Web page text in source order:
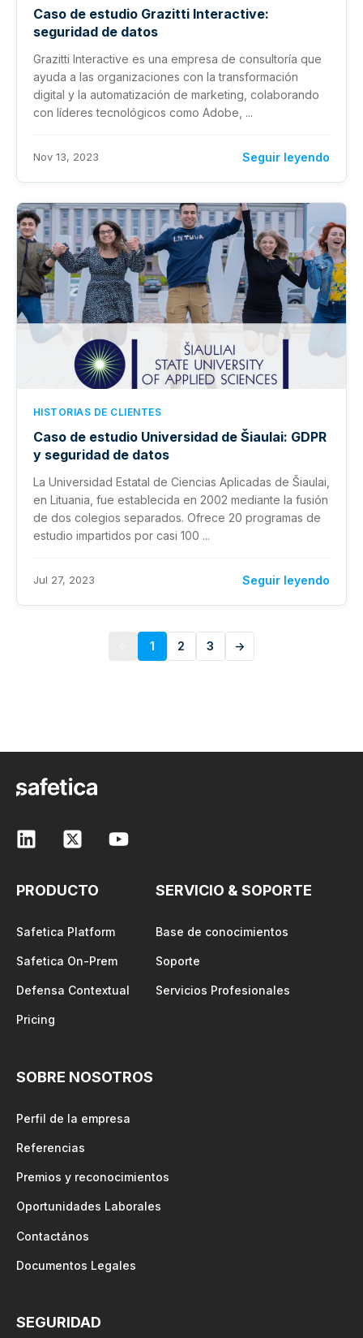
Caso de estudio Grazitti Interactive:
seguridad de datos
Grazitti Interactive es una empresa de consultoría que
ayuda a las organizaciones con la transformación
digital y la automatización de marketing, colaborando
con líderes tecnológicos como Adobe, ...
Nov 13, 2023 Seguir leyendo
HISTORIAS DE CLIENTES
Caso de estudio Universidad de Šiaulai: GDPR
y seguridad de datos
La Universidad Estatal de Ciencias Aplicadas de Šiaulai,
en Lituania, fue establecida en 2002 mediante la fusión
de dos colegios separados. Ofrece 20 programas de
estudio impartidos por casi 100 ...
Jul 27, 2023 Seguir leyendo
1 2 3 →
PRODUCTO
Safetica Platform
Safetica On-Prem
Defensa Contextual
Pricing
SERVICIO & SOPORTE
Base de conocimientos
Soporte
Servicios Profesionales
SOBRE NOSOTROS
Perfil de la empresa
Referencias
Premios y reconocimientos
Oportunidades Laborales
Contactános
Documentos Legales
SEGURIDAD